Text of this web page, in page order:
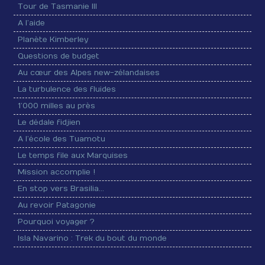
Tour de Tasmanie III
A l’aide
Planète Kimberley
Questions de budget
Au cœur des Alpes new-zélandaises
La turbulence des fluides
1’000 milles au près
Le dédale fidjien
A l’école des Tuamotu
Le temps file aux Marquises
Mission accomplie !
En stop vers Brasilia…
Au revoir Patagonie
Pourquoi voyager ?
Isla Navarino : Trek du bout du monde